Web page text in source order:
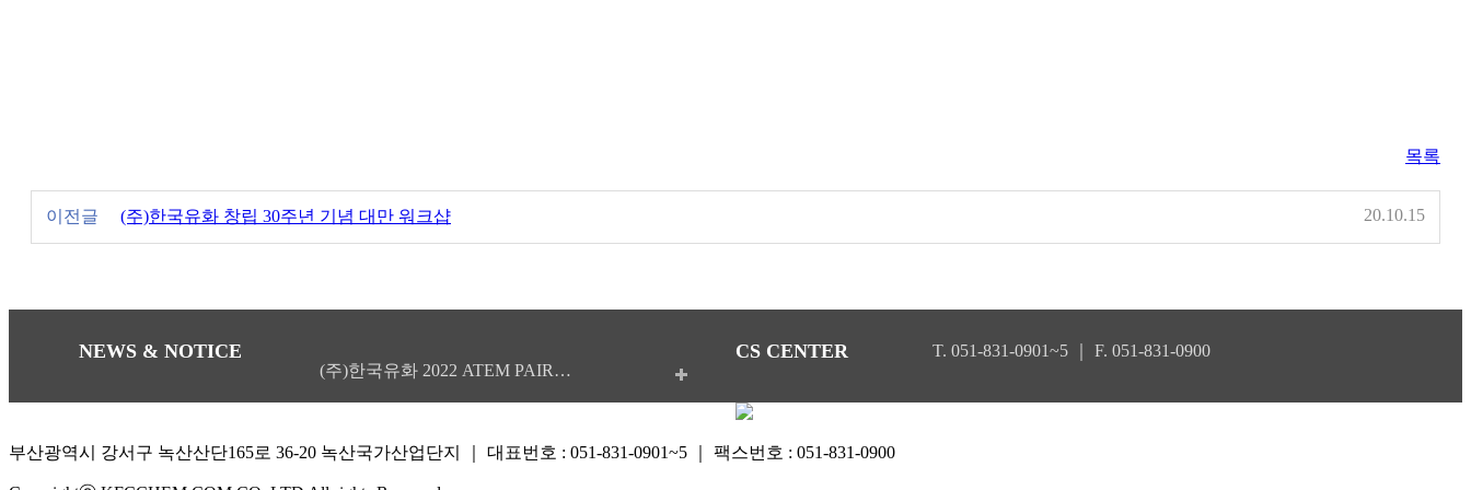
목록
이전글 (주)한국유화 창립 30주년 기념 대만 워크샵 20.10.15
NEWS & NOTICE
(주)한국유화 2022 ATEM PAIR…
CS CENTER T. 051-831-0901~5 ｜ F. 051-831-0900
부산광역시 강서구 녹산산단165로 36-20 녹산국가산업단지 ｜ 대표번호 : 051-831-0901~5 ｜ 팩스번호 : 051-831-0900